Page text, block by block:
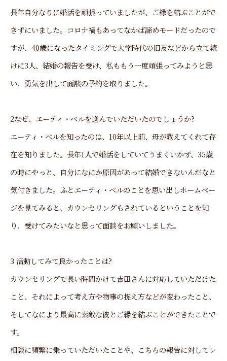
長年自分なりに婚活を頑張っていましたが、ご縁を結ぶことがで
きずにいました。コロナ禍もあってなかば諦めモードだったので
すが、40歳になったタイミングで大学時代の旧友などから立て続
けに3人、結婚の報告を受け、私ももう一度頑張ってみようと思
い、勇気を出して面談の予約を取りました。
2なぜ、エーティ・ベルを選んでいただいたのでしょうか?
エーティ・ベルを知ったのは、10年以上前、母が教えてくれて存
在を知りました。長年1人で婚活をしていてうまくいかず、35歳
の時にやっと、自分になにか原因があって結婚できないんだなと
気付きました。ふとエーティ・ベルのことを思い出しホームペー
ジを見てみると、カウンセリングもされているということを知
り、受けてみたいなと思って面談をお願いしました。
3 活動してみて良かったことは?
カウンセリングで長い時間かけて吉田さんに対応していただけた
こと、それによって考え方や物事の捉え方などが変わったこと、
そしてなにより最高に素敵な彼とご縁を結ぶことができたことで
す。
相談に頻繁に乗っていただいたことや、こちらの報告に対してレ